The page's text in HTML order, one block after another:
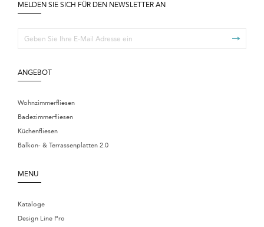
MELDEN SIE SICH FÜR DEN NEWSLETTER AN
ANGEBOT
Wohnzimmerfliesen
Badezimmerfliesen
Küchenfliesen
Balkon- & Terrassenplatten 2.0
MENU
Kataloge
Design Line Pro